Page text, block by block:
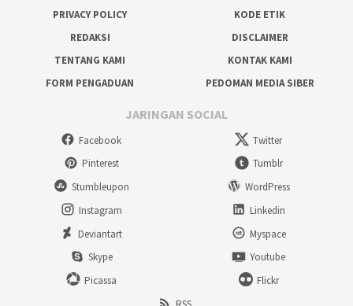
PRIVACY POLICY
KODE ETIK
REDAKSI
DISCLAIMER
TENTANG KAMI
KONTAK KAMI
FORM PENGADUAN
PEDOMAN MEDIA SIBER
JARINGAN SOCIAL
Facebook
Twitter
Pinterest
Tumblr
Stumbleupon
WordPress
Instagram
Linkedin
Deviantart
Myspace
Skype
Youtube
Picassa
Flickr